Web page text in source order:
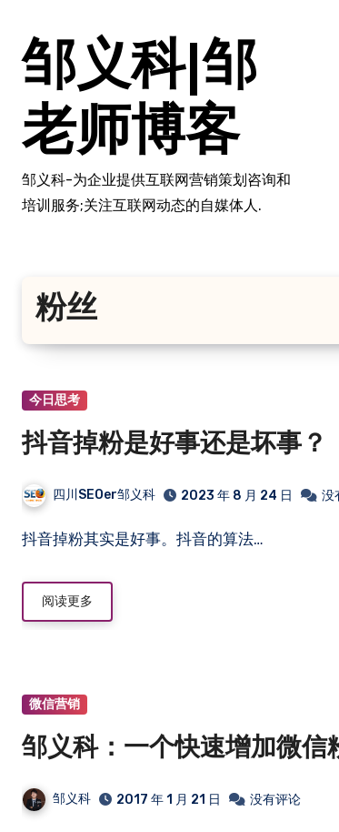
邹义科|邹
老师博客
邹义科-为企业提供互联网营销策划咨询和
培训服务;关注互联网动态的自媒体人.
粉丝
今日思考
抖音掉粉是好事还是坏事？
四川SEOer邹义科 2023 年 8 月 24 日 没
抖音掉粉其实是好事。抖音的算法…
阅读更多
微信营销
邹义科：一个快速增加微信
邹义科 2017 年 1 月 21 日 没有评论